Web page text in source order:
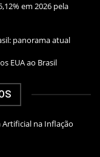
em 2026 pela
panorama atual
EUA ao Brasil
na Inflação